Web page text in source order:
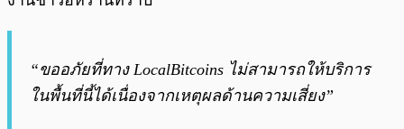
“ขออภัยที่ทาง LocalBitcoins ไม่สามารถให้บริการ
ในพื้นที่นี้ได้เนื่องจากเหตุผลด้านความเสี่ยง”